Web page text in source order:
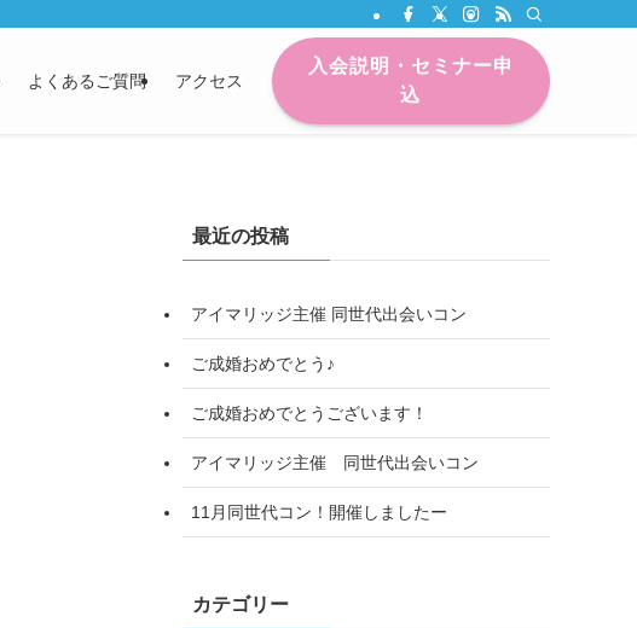
よくあるご質問 アクセス
入会説明・セミナー申
込
最近の投稿
アイマリッジ主催 同世代出会いコン
ご成婚おめでとう♪
ご成婚おめでとうございます！
アイマリッジ主催 同世代出会いコン
11月同世代コン！開催しましたー
カテゴリー